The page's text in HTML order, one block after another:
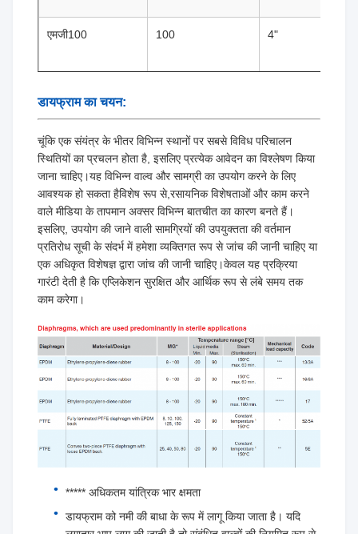
एमजी100 100 4"
डायफ्राम का चयन:
चूंकि एक संयंत्र के भीतर विभिन्न स्थानों पर सबसे विविध परिचालन
स्थितियों का प्रचलन होता है, इसलिए प्रत्येक आवेदन का विश्लेषण किया
जाना चाहिए।यह विभिन्न वाल्व और सामग्री का उपयोग करने के लिए
आवश्यक हो सकता हैविशेष रूप से,रसायनिक विशेषताओं और काम करने
वाले मीडिया के तापमान अक्सर विभिन्न बातचीत का कारण बनते हैं।
इसलिए, उपयोग की जाने वाली सामग्रियों की उपयुक्तता की वर्तमान
प्रतिरोध सूची के संदर्भ में हमेशा व्यक्तिगत रूप से जांच की जानी चाहिए या
एक अधिकृत विशेषज्ञ द्वारा जांच की जानी चाहिए।केवल यह प्रक्रिया
गारंटी देती है कि एप्लिकेशन सुरक्षित और आर्थिक रूप से लंबे समय तक
काम करेगा।
***** अधिकतम यांत्रिक भार क्षमता
डायफ्राम को नमी की बाधा के रूप में लागू किया जाता है। यदि